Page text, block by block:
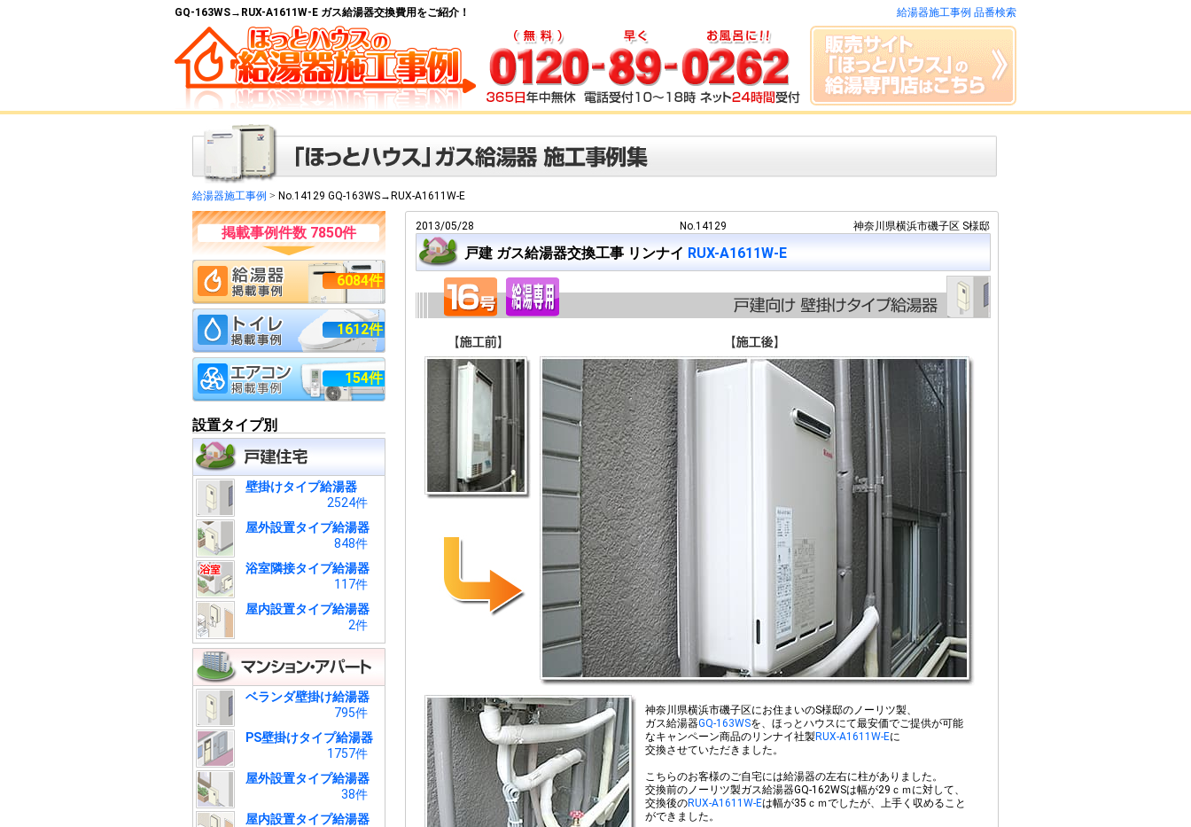
GQ-163WS→RUX-A1611W-E ガス給湯器交換費用をご紹介！ 給湯器施工事例 品番検索
給湯器施工事例 > No.14129 GQ-163WS→RUX-A1611W-E
掲載事例件数 7850件
6084件
1612件
154件
設置タイプ別
壁掛けタイプ給湯器
2524件
屋外設置タイプ給湯器
848件
浴室隣接タイプ給湯器
117件
屋内設置タイプ給湯器
2件
ベランダ壁掛け給湯器
795件
PS壁掛けタイプ給湯器
1757件
屋外設置タイプ給湯器
38件
屋内設置タイプ給湯器
2013/05/28 No.14129 神奈川県横浜市磯子区 S様邸
戸建 ガス給湯器交換工事 リンナイ RUX-A1611W-E
神奈川県横浜市磯子区にお住まいのS様邸のノーリツ製、
ガス給湯器GQ-163WSを、ほっとハウスにて最安価でご提供が可能
なキャンペーン商品のリンナイ社製RUX-A1611W-Eに
交換させていただきました。
こちらのお客様のご自宅には給湯器の左右に柱がありました。
交換前のノーリツ製ガス給湯器GQ-162WSは幅が29ｃｍに対して、
交換後のRUX-A1611W-Eは幅が35ｃｍでしたが、上手く収めること
ができました。